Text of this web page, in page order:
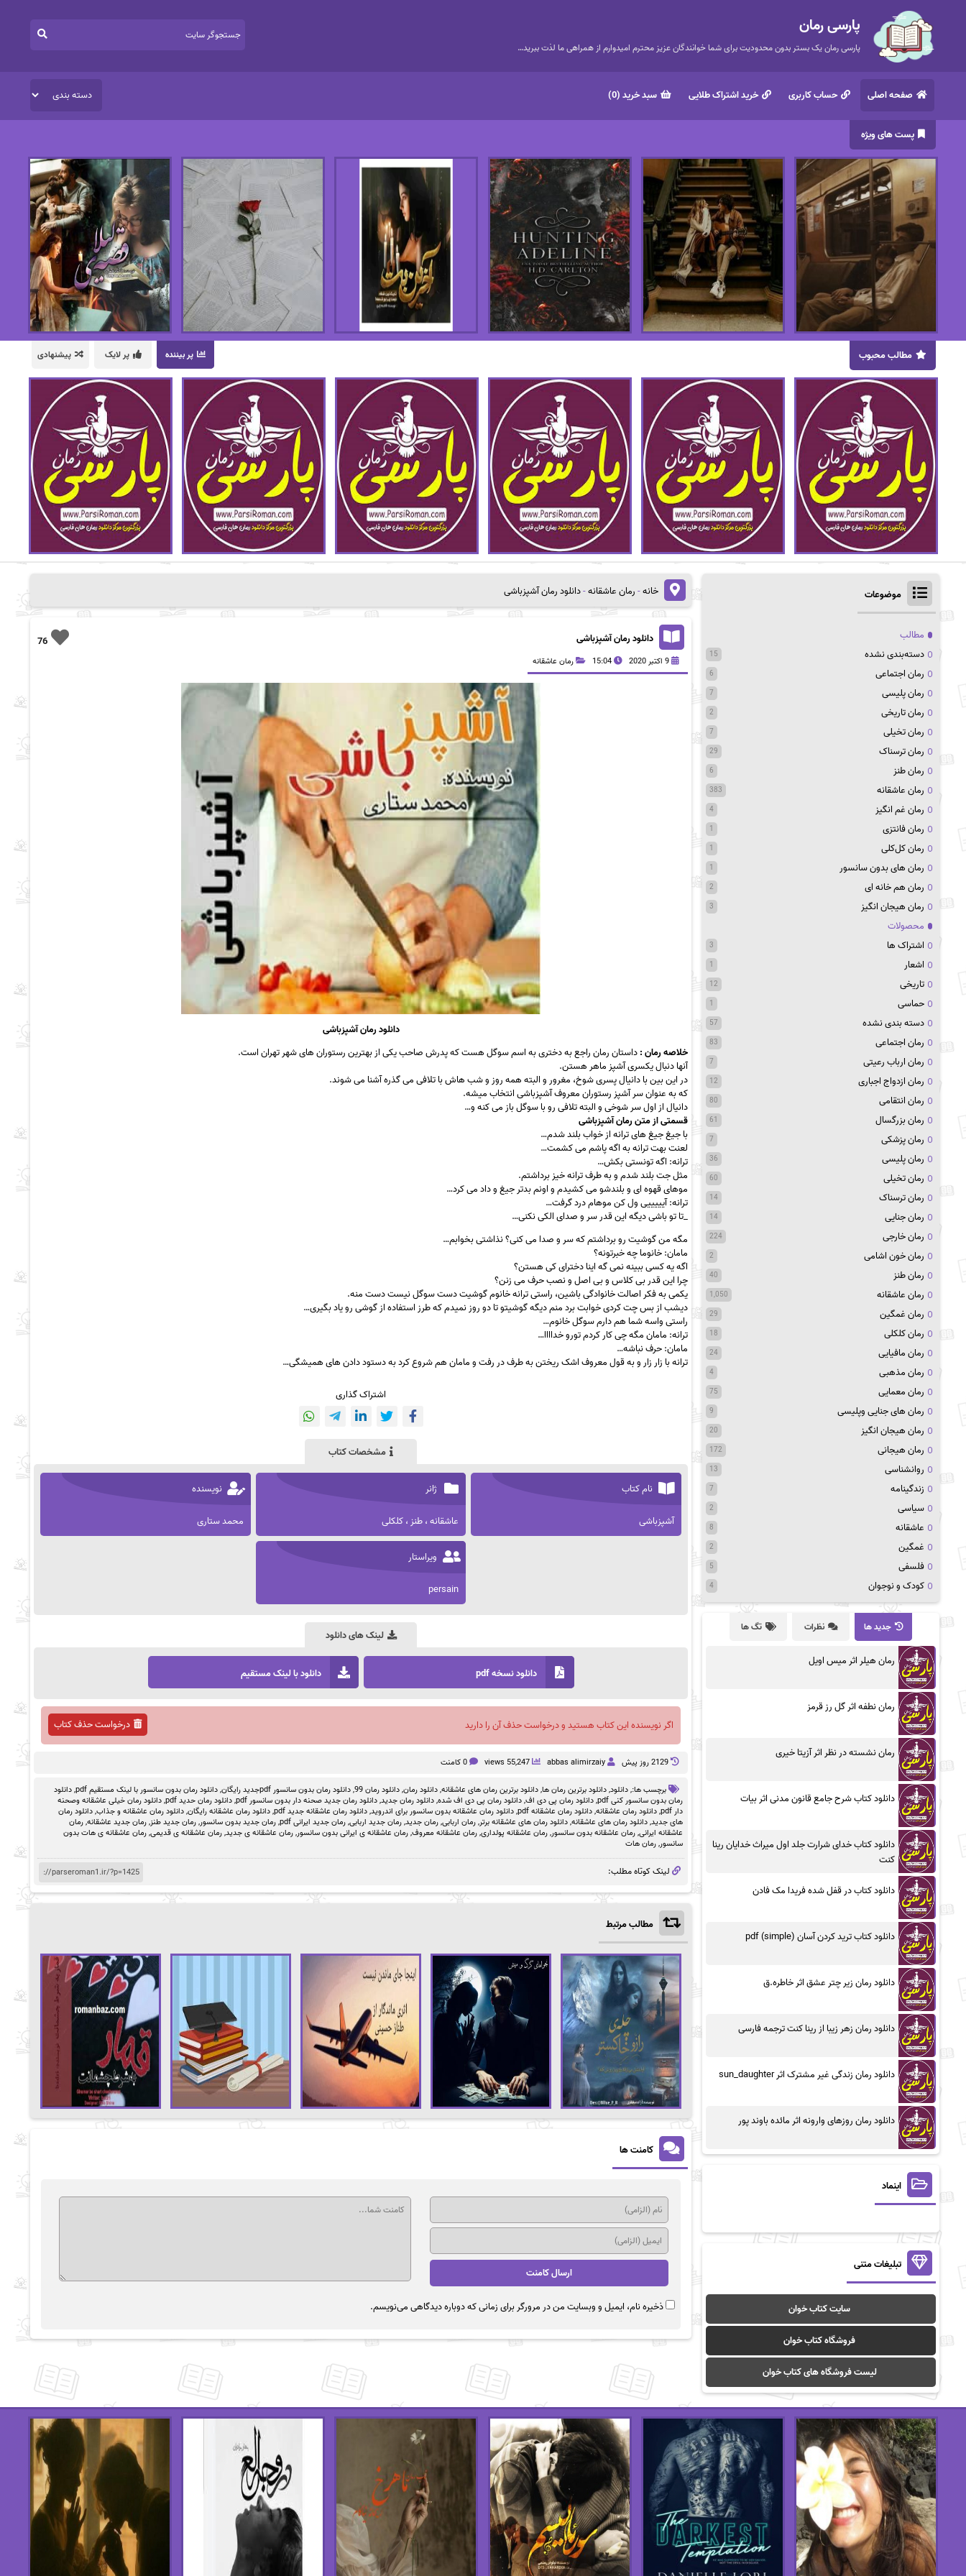
پارسی رمان
پارسی رمان یک بستر بدون محدودیت برای شما خوانندگان عزیز محترم امیدوارم از همراهی ما لذت ببرید…
صفحه اصلی حساب کاربری خرید اشتراک طلایی سبد خرید (0)
پست های ویژه
پر بیننده پر لایک پیشنهادی مطالب محبوب
خانه-رمان عاشقانه-دانلود رمان آشپزباشی
76 دانلود رمان آشپزباشی
9 اکتبر 2020 15:04 رمان عاشقانه
دانلود رمان آشپزباشی
خلاصه رمان :داستان رمان راجع به دختری به اسم سوگل هست که پدرش صاحب یکی از بهترین رستوران های شهر تهران است.
آنها دنبال یکسری آشپز ماهر هستن.
در این بین با دانیال پسری شوخ، مغرور و البته همه روز و شب هاش با تلافی می گذره آشنا می شوند.
که به عنوان سر آشپز رستوران معروف آشپزباشی انتخاب میشه.
دانیال از اول سر شوخی و البته تلافی رو با سوگل باز می کنه و…
قسمتی از متن رمان آشپزباشی
با جیغ جیغ های ترانه از خواب بلند شدم…
لعنت بهت ترانه به اگه پاشم می کشمت…
ترانه: اگه تونستی بکش…
مثل جت بلند شدم و به طرف ترانه خیز برداشتم.
موهای قهوه ای و بلندشو می کشیدم و اونم بدتر جیغ و داد می کرد…
ترانه: آیییییی ول کن موهام درد گرفت…
_تا تو باشی دیگه این قدر سر و صدای الکی نکنی…
مگه من گوشیت رو برداشتم که سر و صدا می کنی؟ نذاشتی بخوابم…
مامان: خانوما چه خبرتونه؟
اگه یه کسی ببینه نمی گه اینا دخترای کی هستن؟
چرا این قدر بی کلاس و بی اصل و نصب حرف می زنن؟
یکمی به فکر اصالت خانوادگی باشین، راستی ترانه خانوم گوشیت دست سوگل نیست دست منه.
دیشب از بس چت کردی خوابت برد منم دیگه گوشیتو تا دو روز نمیدم که طرز استفاده از گوشی رو یاد بگیری…
راستی واسه شما هم دارم سوگل خانوم…
ترانه: مامان مگه چی کار کردم تورو خداااا…
مامان: حرف نباشه…
ترانه با زار زار و به قول معروف اشک ریختن به طرف در رفت و مامان هم شروع کرد به دستود دادن های همیشگی…
اشتراک گذاری
مشخصات کتاب
نام کتاب
آشپزباشی
ژانر
عاشقانه ، طنز ، کلکلی
نویسنده
محمد ستاری
ویراستار
persain
لینک های دانلود
دانلود نسخه pdf دانلود با لینک مستقیم
اگر نویسنده این کتاب هستید و درخواست حذف آن را دارید درخواست حذف کتاب
2129 روز پيش abbas alimirzaiy
55,247 views 0 کامنت
برچسب ها:,دانلود,دانلود برترین رمان ها,دانلود برترین رمان های عاشقانه,دانلود رمان,دانلود رمان 99 ,دانلود رمان بدون سانسور pdfجدید رایگان ,دانلود رمان بدون سانسور با لینک مستقیم pdf ,دانلود
رمان بدون سانسور کنی pdf
,دانلود رمان پی دی اف,دانلود رمان پی دی اف شده,دانلود رمان جدید,دانلود رمان جدید صحنه دار بدون سانسور pdf ,دانلود رمان حدید pdf ,دانلود رمان خیلی عاشقانه وصحنه
دار pdf
,دانلود رمان عاشقانه,دانلود رمان عاشقانه pdf ,دانلود رمان عاشقانه بدون سانسور برای اندروید,دانلود رمان عاشقانه جدید pdf ,دانلود رمان عاشقانه رایگان,دانلود رمان عاشقانه و جذاب,دانلود رمان
های جدید,دانلود رمان های عاشقانه,دانلود رمان های عاشقانه برتر,رمان اربابی,رمان جدید,رمان جدید اربابی,رمان جدید ایرانی pdf ,رمان جدید بدون سانسور,رمان جدید طنز,رمان جدید عاشقانه,رمان
عاشقانه ایرانی,رمان عاشقانه بدون سانسور,رمان عاشقانه پولداری,رمان عاشقانه معروف,رمان عاشقانه ی ایرانی بدون سانسور,رمان عاشقانه ی جدید,رمان عاشقانه ی قدیمی,رمان عاشقانه ی هات بدون
سانسور,رمان هات
لینک کوتاه مطلب:
مطالب مرتبط
کامنت ها
ذخیره نام، ایمیل و وبسایت من در مرورگر برای زمانی که دوباره دیدگاهی می‌نویسم.
موضوعات
مطالب
دسته‌بندی نشده
15
رمان اجتماعی 6
رمان پلیسی 7
رمان تاریخی 2
رمان تخیلی 7
رمان ترسناک 29
رمان طنز 6
رمان عاشقانه 383
رمان غم انگیز 4
رمان فانتزی 1
رمان کل‌کلی 1
رمان های بدون سانسور 1
رمان هم خانه ای 2
رمان هیجان انگیز 3
محصولات
اشتراک ها
3
اشعار 1
تاریخی 12
حماسی 1
دسته بندی نشده 57
رمان اجتماعی 83
رمان ارباب رعیتی 7
رمان ازدواج اجباری 12
رمان انتقامی 80
رمان بزرگسال 61
رمان پزشکی 7
رمان پلیسی 36
رمان تخیلی 60
رمان ترسناک 14
رمان جنایی 14
رمان خارجی 224
رمان خون اشامی 2
رمان طنز 40
رمان عاشقانه 1,050
رمان غمگین 29
رمان کلکلی 18
رمان مافیایی 24
رمان مذهبی 4
رمان معمایی 75
رمان های جنایی وپلیسی 9
رمان هیجان انگیز 20
رمان هیجانی 172
روانشناسی 13
زندگینامه 7
سیاسی 2
عاشقانه 8
غمگین 2
فلسفی 5
کودک و نوجوان 4
جدید ها نظرات تگ ها
رمان هیلر اثر میس اویل
رمان نطفه اثر گل رز قرمز
رمان نشسته در نظر اثر آزیتا خیری
دانلود کتاب شرح جامع قانون مدنی اثر بیات
دانلود کتاب خدای شرارت جلد اول میراث خدایان رینا
کنت
دانلود کتاب در قفل شده فریدا مک فادن
دانلود کتاب ترید کردن آسان (simple) pdf
دانلود رمان زیر چتر عشق اثر خاطره.ق
دانلود رمان زهر زیبا از رینا کنت ترجمه فارسی
دانلود رمان زندگی غیر مشترک اثر sun_daughter
دانلود رمان روزهای وارونه اثر مائده باوند پور
اینماد
تبلیغات متنی
سایت کتاب خوان
فروشگاه کتاب خوان
لیست فروشگاه های کتاب خوان